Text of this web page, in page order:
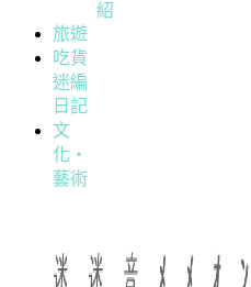
紹
旅遊
吃貨
迷編
日記
文
化・
藝術